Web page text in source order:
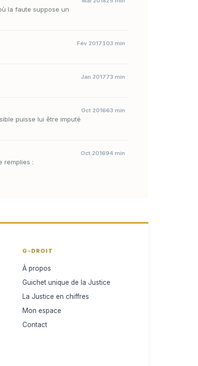
la faute suppose un
Fév 2017103 min
Jan 201773 min
puisse lui être imputé
Oct 201663 min
remplies :
Oct 201694 min
G-DROIT
À propos
Guichet unique de la Justice
La Justice en chiffres
Mon espace
Contact